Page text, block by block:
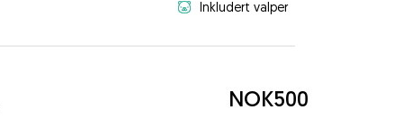
Inkludert valper
NOK500